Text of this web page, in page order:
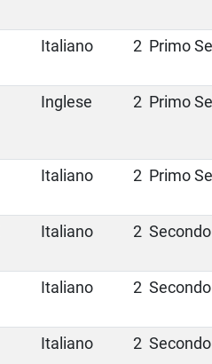
Italiano 2 Primo
Inglese 2 Primo
Italiano 2 Primo
Italiano 2
Italiano 2
Italiano 2